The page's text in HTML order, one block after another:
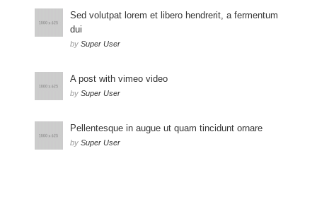
Sed volutpat lorem et libero hendrerit, a fermentum
dui
by Super User
A post with vimeo video
by Super User
Pellentesque in augue ut quam tincidunt ornare
by Super User